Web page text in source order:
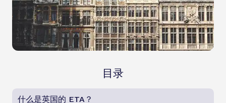
目录
什么是英国的 ETA？